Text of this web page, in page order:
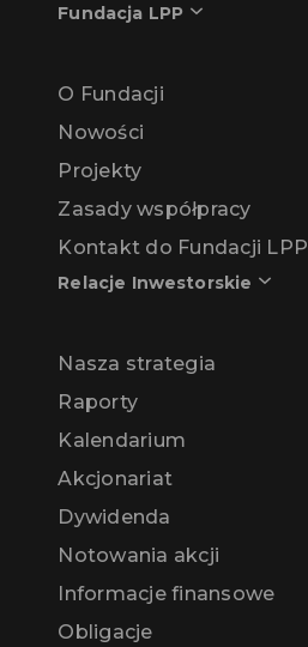
Fundacja LPP
O Fundacji
Nowości
Projekty
Zasady współpracy
Kontakt do Fundacji LPP
Relacje Inwestorskie
Nasza strategia
Raporty
Kalendarium
Akcjonariat
Dywidenda
Notowania akcji
Informacje finansowe
Obligacje